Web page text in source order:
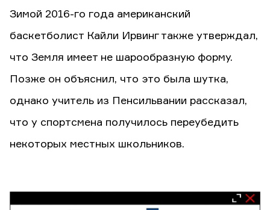
Зимой 2016-го года американский
баскетболист Кайли Ирвинг также утверждал,
что Земля имеет не шарообразную форму.
Позже он объяснил, что это была шутка,
однако учитель из Пенсильвании рассказал,
что у спортсмена получилось переубедить
некоторых местных школьников.